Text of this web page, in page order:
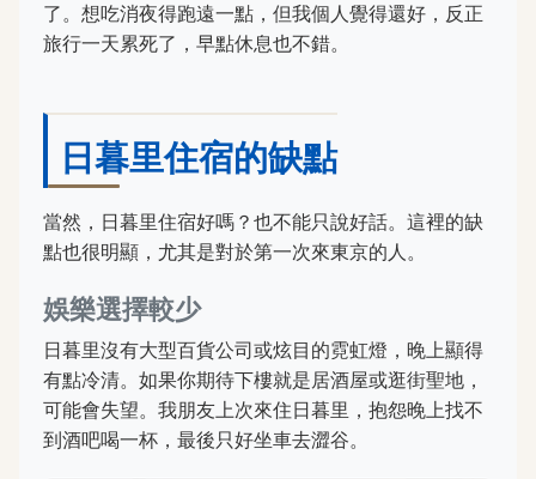
了。想吃消夜得跑遠一點，但我個人覺得還好，反正
旅行一天累死了，早點休息也不錯。
日暮里住宿的缺點
當然，日暮里住宿好嗎？也不能只說好話。這裡的缺
點也很明顯，尤其是對於第一次來東京的人。
娛樂選擇較少
日暮里沒有大型百貨公司或炫目的霓虹燈，晚上顯得
有點冷清。如果你期待下樓就是居酒屋或逛街聖地，
可能會失望。我朋友上次來住日暮里，抱怨晚上找不
到酒吧喝一杯，最後只好坐車去澀谷。